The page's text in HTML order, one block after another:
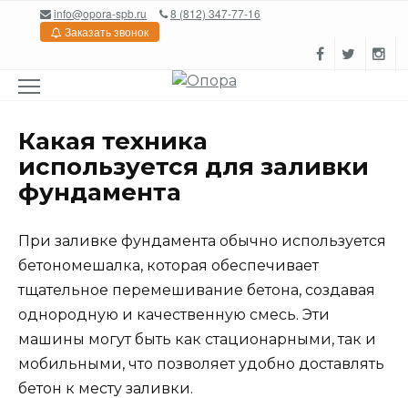
Перейтиinfo@opora-spb.ru
8 (812) 347-77-16
Заказать звонок
Какая техника
используется для заливки
фундамента
При заливке фундамента обычно используется
бетономешалка, которая обеспечивает
тщательное перемешивание бетона, создавая
однородную и качественную смесь. Эти
машины могут быть как стационарными, так и
мобильными, что позволяет удобно доставлять
бетон к месту заливки.